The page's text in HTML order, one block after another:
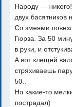
Народу —
двух басятников
Со змеями
Гюрза. За 50
в руки, и
А вот клещей
стряхиваешь
50..
Но какие-то
пострадал)